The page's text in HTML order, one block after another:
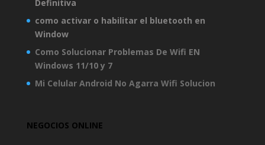
Definitiva
como activar o habilitar el bluetooth en
Window
Como Solucionar Problemas De Wifi EN
Windows 11/10 y 7
Mi Celular Android No Agarra Wifi Solucion
NEGOCIOS ONLINE